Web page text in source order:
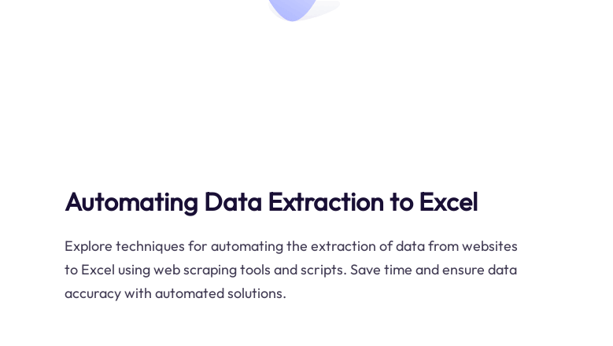
Automating Data Extraction to Excel
Explore techniques for automating the extraction of data from websites
to Excel using web scraping tools and scripts. Save time and ensure data
accuracy with automated solutions.